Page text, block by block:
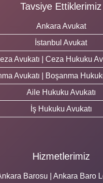
Tavsiye Ettiklerimiz
Ankara Avukat
İstanbul Avukat
Avukatı | Ceza Hukuku
Avukatı | Boşanma
Aile Hukuku Avukatı
İş Hukuku Avukatı
Hizmetlerimiz
Barosu | Ankara Baro